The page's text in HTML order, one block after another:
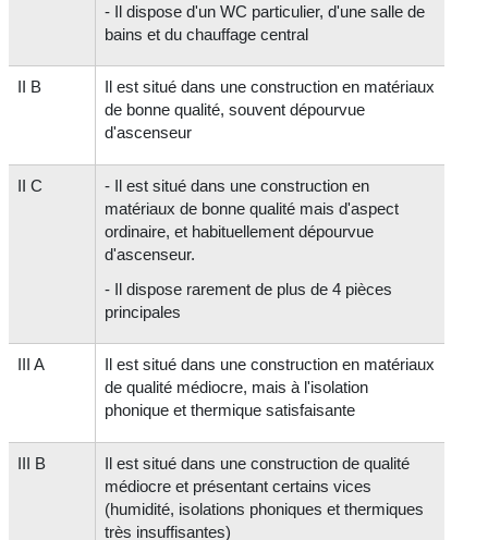
- Il dispose d'un WC particulier, d'une salle de
bains et du chauffage central
II B
Il est situé dans une construction en matériaux
de bonne qualité, souvent dépourvue
d'ascenseur
II C
- Il est situé dans une construction en
matériaux de bonne qualité mais d'aspect
ordinaire, et habituellement dépourvue
d'ascenseur.
- Il dispose rarement de plus de 4 pièces
principales
III A
Il est situé dans une construction en matériaux
de qualité médiocre, mais à l'isolation
phonique et thermique satisfaisante
III B
Il est situé dans une construction de qualité
médiocre et présentant certains vices
(humidité, isolations phoniques et thermiques
très insuffisantes)